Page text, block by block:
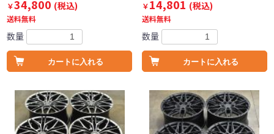
￥34,800 (税込)
送料無料
数量
カートに入れる
￥14,801 (税込)
送料無料
数量
カートに入れる